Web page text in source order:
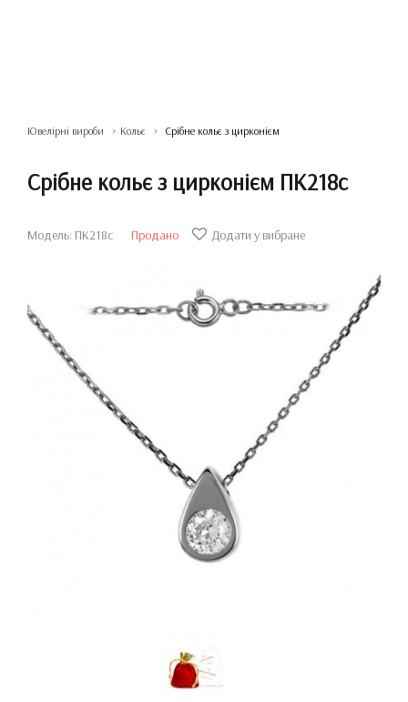
Ювелірні вироби Кольє Срібне кольє з цирконієм
Срібне кольє з цирконієм ПК218с
Модель: ПК218с Продано Додати у вибране